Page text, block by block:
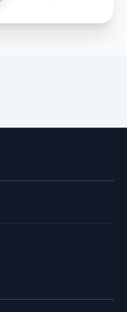
მრავალი